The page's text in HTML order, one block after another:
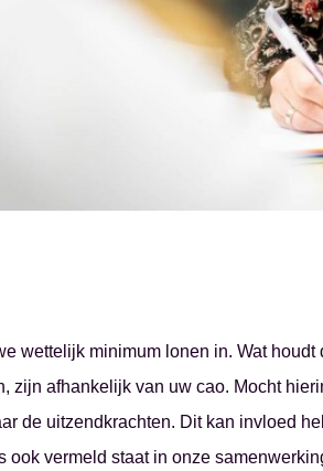
wettelijk minimum lonen in. Wat
zijn afhankelijk van uw cao. Mocht
de uitzendkrachten. Dit kan invloed
ook vermeld staat in onze